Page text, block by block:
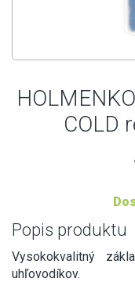
COLD
Popis produktu
Vysokokvalitný
uhľovodíkov.